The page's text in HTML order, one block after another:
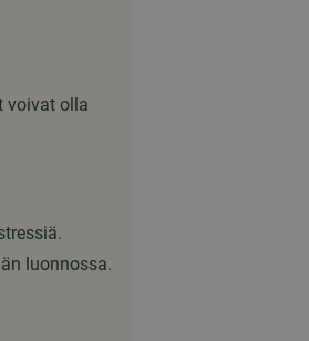
voivat olla
luonnossa.